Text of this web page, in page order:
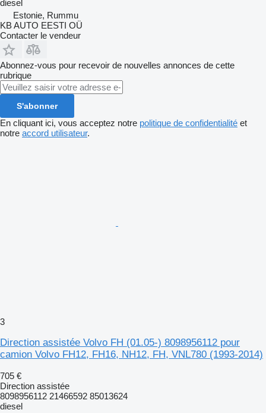
diesel
Estonie, Rummu
KB AUTO EESTI OÜ
Contacter le vendeur
Abonnez-vous pour recevoir de nouvelles annonces de cette
rubrique
S'abonner
En cliquant ici, vous acceptez notre politique de confidentialité et
notre accord utilisateur.
3
Direction assistée Volvo FH (01.05-) 8098956112 pour
camion Volvo FH12, FH16, NH12, FH, VNL780 (1993-2014)
705 €
Direction assistée
8098956112 21466592 85013624
diesel